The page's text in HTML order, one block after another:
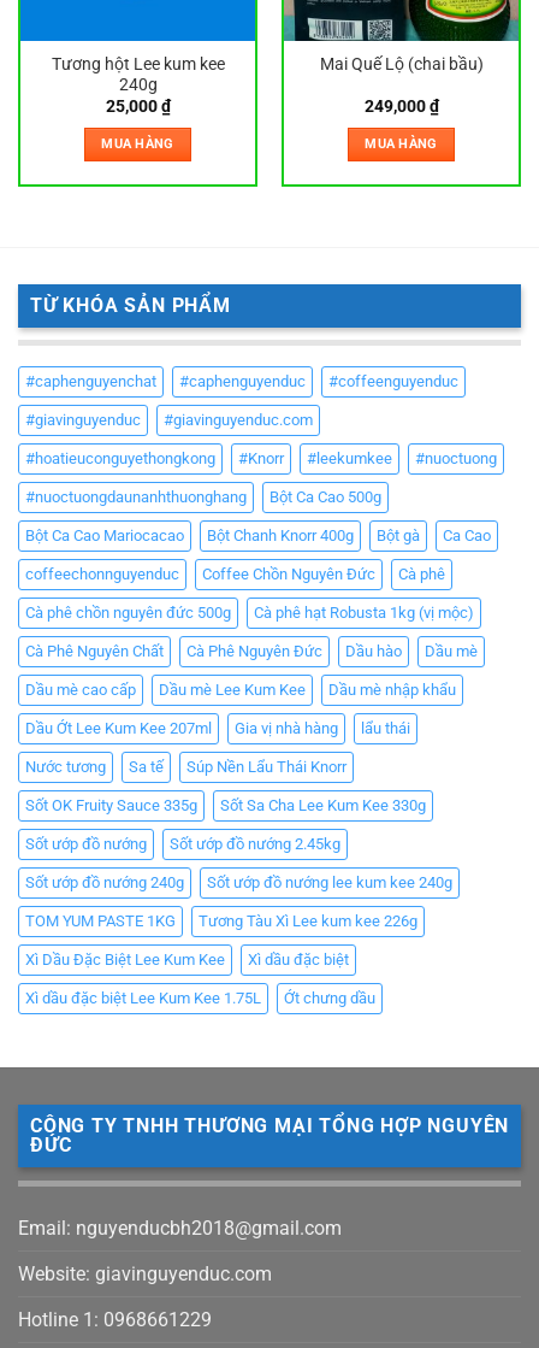
Tương hột Lee kum kee
240g
25,000₫
MUA HÀNG
Mai Quế Lộ (chai bầu)
249,000₫
MUA HÀNG
TỪ KHÓA SẢN PHẨM
#caphenguyenchat #caphenguyenduc #coffeenguyenduc
#giavinguyenduc #giavinguyenduc.com
#hoatieuconguyethongkong #Knorr #leekumkee #nuoctuong
#nuoctuongdaunanhthuonghang Bột Ca Cao 500g
Bột Ca Cao Mariocacao Bột Chanh Knorr 400g Bột gà Ca Cao
coffeechonnguyenduc Coffee Chồn Nguyên Đức Cà phê
Cà phê chồn nguyên đức 500g Cà phê hạt Robusta 1kg (vị mộc)
Cà Phê Nguyên Chất Cà Phê Nguyên Đức Dầu hào Dầu mè
Dầu mè cao cấp Dầu mè Lee Kum Kee Dầu mè nhập khẩu
Dầu Ớt Lee Kum Kee 207ml Gia vị nhà hàng lẩu thái
Nước tương Sa tế Súp Nền Lẩu Thái Knorr
Sốt OK Fruity Sauce 335g Sốt Sa Cha Lee Kum Kee 330g
Sốt ướp đồ nướng Sốt ướp đồ nướng 2.45kg
Sốt ướp đồ nướng 240g Sốt ướp đồ nướng lee kum kee 240g
TOM YUM PASTE 1KG Tương Tàu Xì Lee kum kee 226g
Xì Dầu Đặc Biệt Lee Kum Kee Xì dầu đặc biệt
Xì dầu đặc biệt Lee Kum Kee 1.75L Ớt chưng dầu
CÔNG TY TNHH THƯƠNG MẠI TỔNG HỢP NGUYÊN
ĐỨC
Email: nguyenducbh2018@gmail.com
Website: giavinguyenduc.com
Hotline 1: 0968661229